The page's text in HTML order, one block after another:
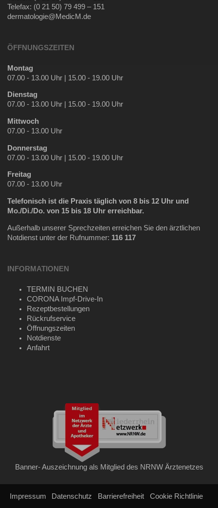
Telefax: (0 21 50) 79 499 – 151
dermatologie@MedicM.de
ÖFFNUNGSZEITEN
Montag
07.00 - 13.00 Uhr | 15.00 - 19.00 Uhr
Dienstag
07.00 - 13.00 Uhr | 15.00 - 19.00 Uhr
Mittwoch
07.00 - 13.00 Uhr
Donnerstag
07.00 - 13.00 Uhr | 15.00 - 19.00 Uhr
Freitag
07.00 - 13.00 Uhr
Telefonisch ist die Praxis täglich von 8 bis 12 Uhr und
Mo./Di./Do. von 15 bis 18 Uhr erreichbar.
Außerhalb unserer Sprechzeiten erreichen Sie den ärztlichen
Notdienst unter der Rufnummer: 116 117
INFORMATIONEN
TERMIN BUCHEN
CORONA Impf-Drive-In
Rezeptbestellungen
Rückrufservice
Öffnungszeiten
Notdienste
Anfahrt
Banner- Auszeichnung als Mitglied des NRNW Ärztenetzes
Impressum Datenschutz Barrierefreiheit
Cookie Richtlinie